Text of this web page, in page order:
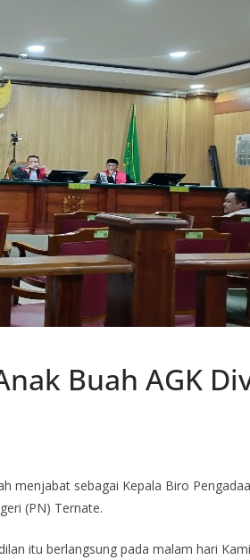
Buah AGK
menjabat sebagai Kepala Biro
(PN) Ternate.
itu berlangsung pada malam hari